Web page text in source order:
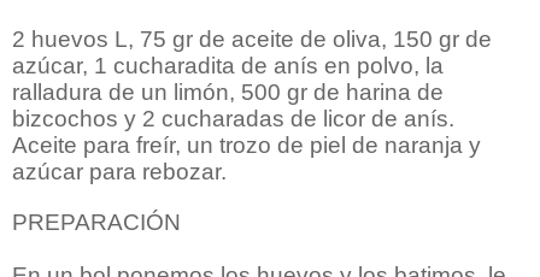
2 huevos L, 75 gr de aceite de oliva, 150 gr de
azúcar, 1 cucharadita de anís en polvo, la
ralladura de un limón, 500 gr de harina de
bizcochos y 2 cucharadas de licor de anís.
Aceite para freír, un trozo de piel de naranja y
azúcar para rebozar.
PREPARACIÓN